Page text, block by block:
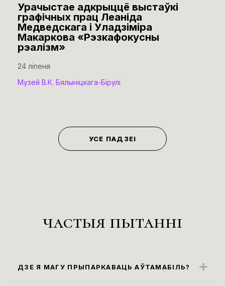
Урачыстае адкрыццё выстаўкі
графічных прац Леаніда
Медведскага і Уладзіміра
Макаркова «Рэзкафокусны
рэалізм»
24 ліпеня
Музей В.К. Бялыніцкага-Бірулі
УСЕ ПАДЗЕІ
частыя пытанні
ДЗЕ Я МАГУ ПРЫПАРКАВАЦЬ АЎТАМАБІЛЬ?